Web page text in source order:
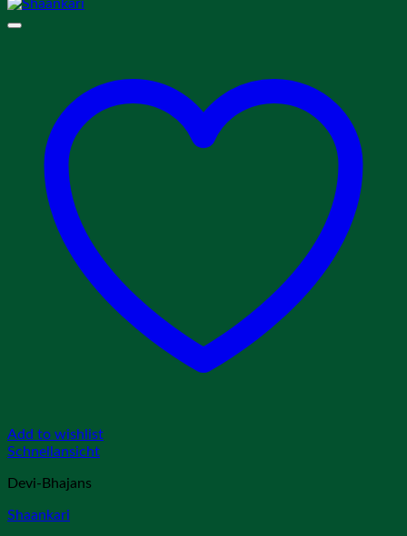
Add to wishlist
Schnellansicht
Devi-Bhajans
Shaankari